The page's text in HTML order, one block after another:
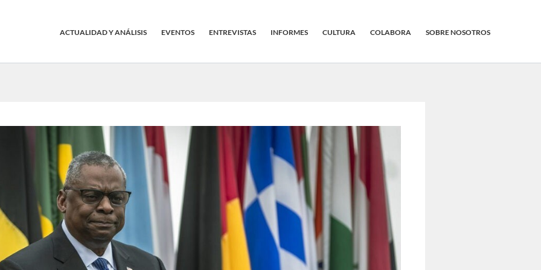
ACTUALIDAD Y ANÁLISIS EVENTOS ENTREVISTAS INFORMES CULTURA COLABORA SOBRE NOSOTROS